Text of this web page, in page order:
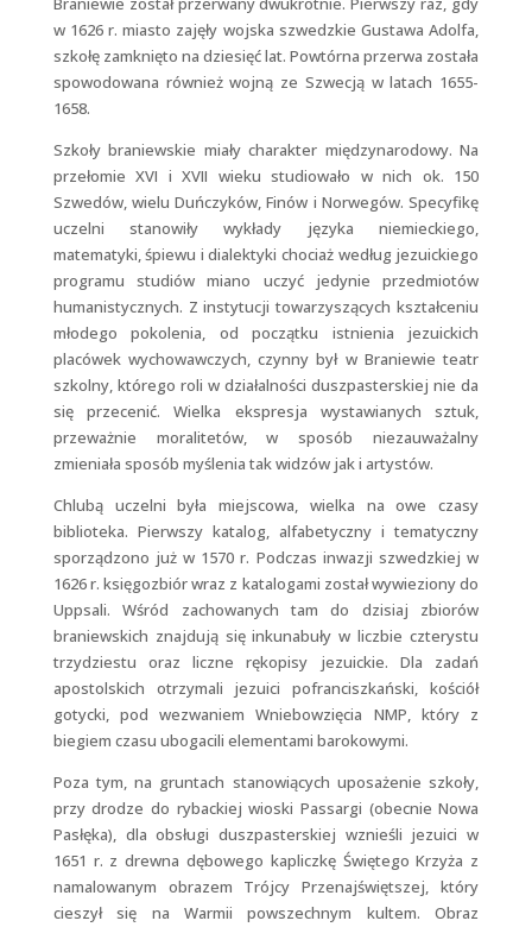
w 1626 r. miasto zajęły wojska szwedzkie Gustawa Adolfa,
szkołę zamknięto na dziesięć lat. Powtórna przerwa została
spowodowana również wojną ze Szwecją w latach 1655-
1658.
Szkoły braniewskie miały charakter międzynarodowy. Na
przełomie XVI i XVII wieku studiowało w nich ok. 150
Szwedów, wielu Duńczyków, Finów i Norwegów. Specyfikę
uczelni stanowiły wykłady języka niemieckiego,
matematyki, śpiewu i dialektyki chociaż według jezuickiego
programu studiów miano uczyć jedynie przedmiotów
humanistycznych. Z instytucji towarzyszących kształceniu
młodego pokolenia, od początku istnienia jezuickich
placówek wychowawczych, czynny był w Braniewie teatr
szkolny, którego roli w działalności duszpasterskiej nie da
się przecenić. Wielka ekspresja wystawianych sztuk,
przeważnie moralitetów, w sposób niezauważalny
zmieniała sposób myślenia tak widzów jak i artystów.
Chlubą uczelni była miejscowa, wielka na owe czasy
biblioteka. Pierwszy katalog, alfabetyczny i tematyczny
sporządzono już w 1570 r. Podczas inwazji szwedzkiej w
1626 r. księgozbiór wraz z katalogami został wywieziony do
Uppsali. Wśród zachowanych tam do dzisiaj zbiorów
braniewskich znajdują się inkunabuły w liczbie czterystu
trzydziestu oraz liczne rękopisy jezuickie. Dla zadań
apostolskich otrzymali jezuici pofranciszkański, kościół
gotycki, pod wezwaniem Wniebowzięcia NMP, który z
biegiem czasu ubogacili elementami barokowymi.
Poza tym, na gruntach stanowiących uposażenie szkoły,
przy drodze do rybackiej wioski Passargi (obecnie Nowa
Pasłęka), dla obsługi duszpasterskiej wznieśli jezuici w
1651 r. z drewna dębowego kapliczkę Świętego Krzyża z
namalowanym obrazem Trójcy Przenajświętszej, który
cieszył się na Warmii powszechnym kultem. Obraz